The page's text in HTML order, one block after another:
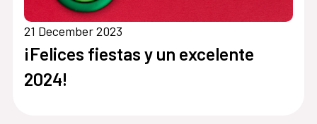
21 December 2023
¡Felices fiestas y un excelente
2024!